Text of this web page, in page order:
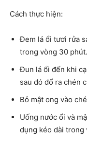
Cách thực hiện:
Đem lá ổi tươi rửa
trong vòng 30 phút.
Đun lá ổi đến khi
sau đó đổ ra chén
Bỏ mật ong vào
Uống nước ổi và
dụng kéo dài trong